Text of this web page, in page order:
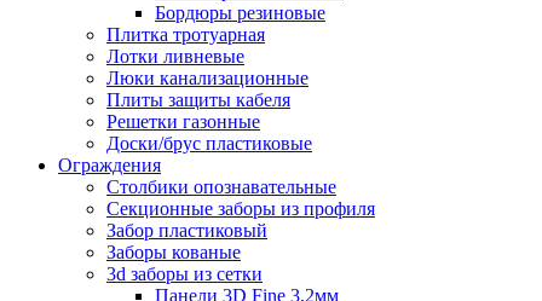
Бордюры резиновые
Плитка тротуарная
Лотки ливневые
Люки канализационные
Плиты защиты кабеля
Решетки газонные
Доски/брус пластиковые
Ограждения
Столбики опознавательные
Секционные заборы из профиля
Забор пластиковый
Заборы кованые
3d заборы из сетки
Панели 3D Fine 3,2мм